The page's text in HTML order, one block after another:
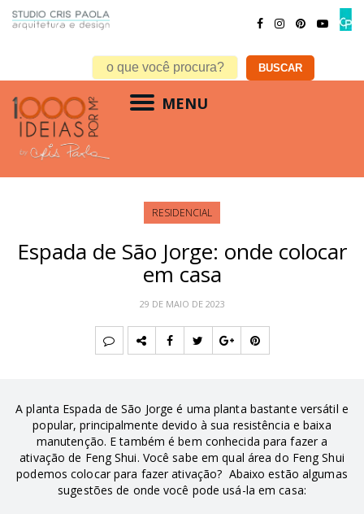
MENU
RESIDENCIAL
Espada de São Jorge: onde colocar
em casa
29 DE MAIO DE 2023
A planta Espada de São Jorge é uma planta bastante versátil e
popular, principalmente devido à sua resistência e baixa
manutenção. E também é bem conhecida para fazer a
ativação de Feng Shui. Você sabe em qual área do Feng Shui
podemos colocar para fazer ativação? Abaixo estão algumas
sugestões de onde você pode usá-la em casa: